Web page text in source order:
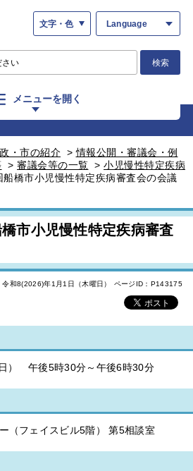
文字・色 Language
検索
メニューを開く
・市の紹介 >情報公開・審議会・例
> 審議会等の一覧 > 小児慢性特定疾病
橋市小児慢性特定疾病審査会の会議
市小児慢性特定疾病審査
令和8(2026)年1月1日（木曜日） ページID：P143175
） 午後5時30分～午後6時30分
（フェイスビル5階） 第5相談室